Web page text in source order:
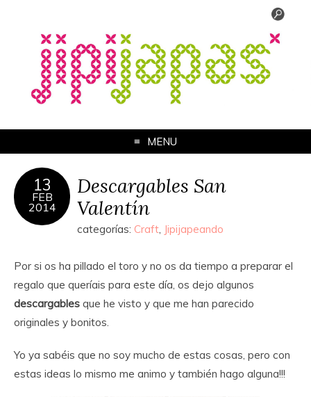
MENU
13
FEB
2014
Descargables San
Valentín
categorías: Craft, Jipijapeando
Por si os ha pillado el toro y no os da tiempo a preparar el
regalo que queríais para este día, os dejo algunos
descargables que he visto y que me han parecido
originales y bonitos.
Yo ya sabéis que no soy mucho de estas cosas, pero con
estas ideas lo mismo me animo y también hago alguna!!!